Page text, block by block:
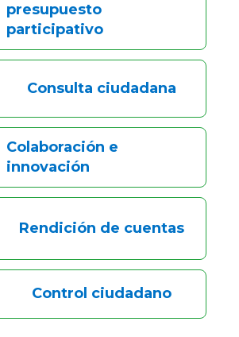
presupuesto
participativo
Consulta ciudadana
Colaboración e
innovación
Rendición de cuentas
Control ciudadano